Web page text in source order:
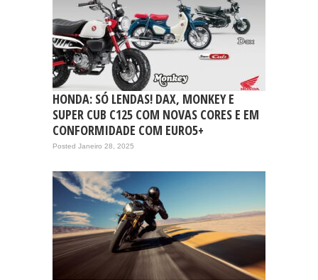
HONDA: SÓ LENDAS! DAX, MONKEY E
SUPER CUB C125 COM NOVAS CORES E EM
CONFORMIDADE COM EURO5+
Posted Janeiro 28, 2025